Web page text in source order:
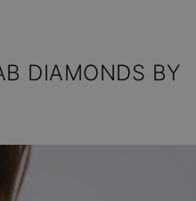
DIAMONDS BY